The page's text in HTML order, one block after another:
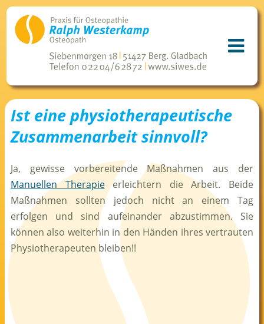
Ist eine physiotherapeutische
Zusammenarbeit sinnvoll?
Ja, gewisse vorbereitende Maßnahmen aus der
Manuellen Therapieerleichtern die Arbeit. Beide
Maßnahmen sollten jedoch nicht an einem Tag
erfolgen und sind aufeinander abzustimmen. Sie
können also weiterhin in den Händen ihres vertrauten
Physiotherapeuten bleiben!!